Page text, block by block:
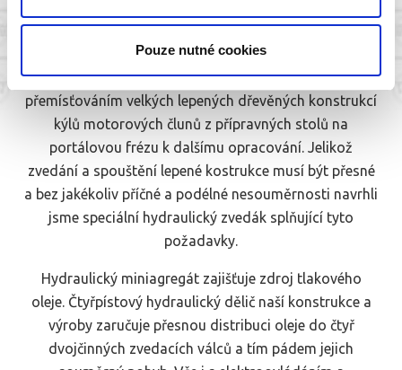
Pouze nutné cookies
Elektrohydraulická zvedací souprava slouží pro přesné
ukládání velkých lepených dřevěných konstrukcí na
stůl portálové frézy. Zákazník měl problém s
přemísťováním velkých lepených dřevěných konstrukcí
kýlů motorových člunů z přípravných stolů na
portálovou frézu k dalšímu opracování. Jelikož
zvedání a spouštění lepené kostrukce musí být přesné
a bez jakékoliv příčné a podélné nesouměrnosti navrhli
jsme speciální hydraulický zvedák splňující tyto
požadavky.
Hydraulický miniagregát zajišťuje zdroj tlakového
oleje. Čtyřpístový hydraulický dělič naší konstrukce a
výroby zaručuje přesnou distribuci oleje do čtyř
dvojčinných zvedacích válců a tím pádem jejich